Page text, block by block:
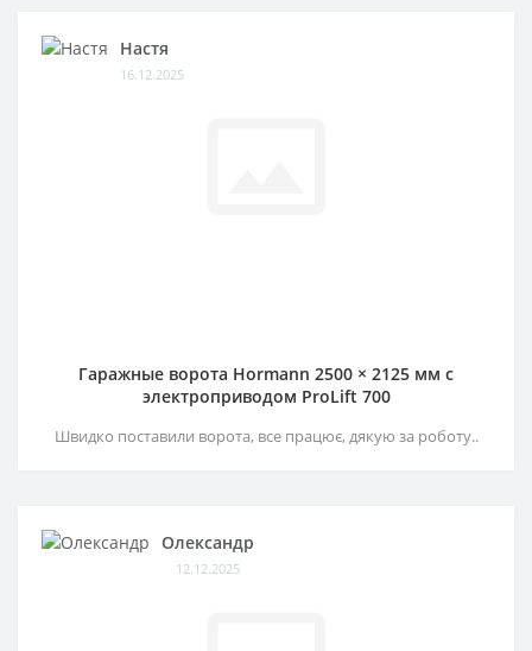
Настя
16.12.2025
Гаражные ворота Hormann 2500 × 2125 мм c
электроприводом ProLift 700
Швидко поставили ворота, все працює, дякую за роботу..
Олександр
12.12.2025